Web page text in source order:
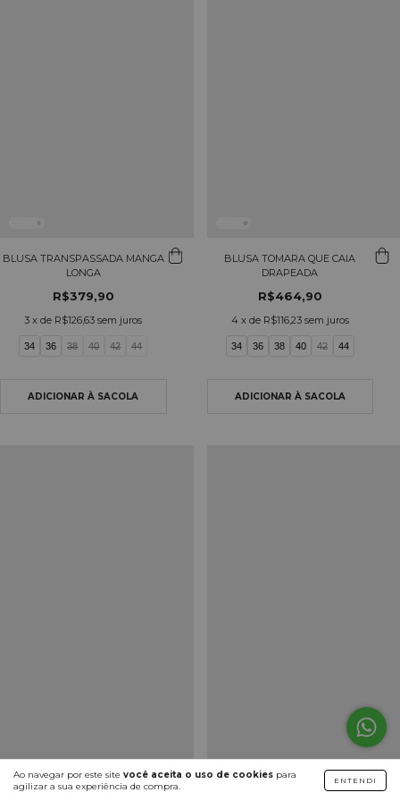
Ao navegar por este site você aceita o uso de cookies para
agilizar a sua experiência de compra.
ENTENDI
BLUSA TRANSPASSADA MANGA
LONGA
R$379,90
3 x de R$126,63 sem juros
34 36 38 40 42 44
BLUSA TOMARA QUE CAIA
DRAPEADA
R$464,90
4 x de R$116,23 sem juros
34 36 38 40 42 44